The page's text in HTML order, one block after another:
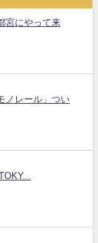
宮にやって来
ノレール」つい